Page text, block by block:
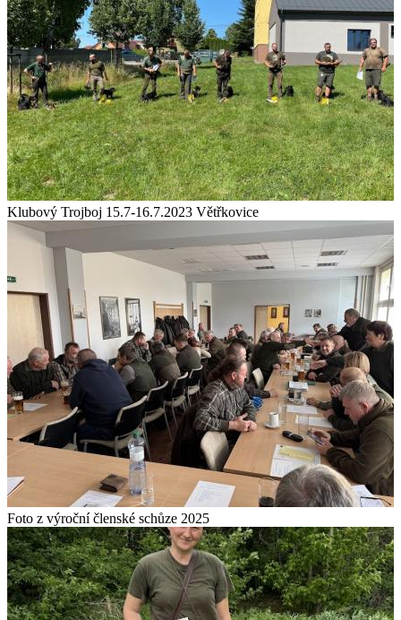
Klubový Trojboj 15.7-16.7.2023 Větřkovice
Foto z výroční členské schůze 2025